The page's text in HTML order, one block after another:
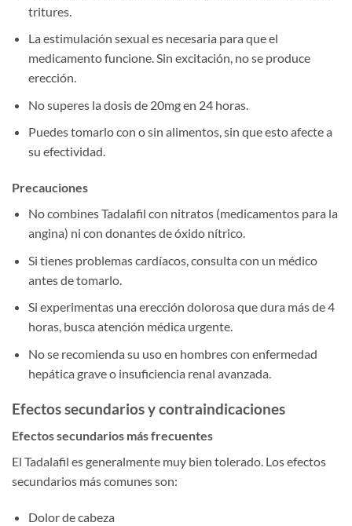
tritures.
La estimulación sexual es necesaria para que el
medicamento funcione. Sin excitación, no se produce
erección.
No superes la dosis de 20mg en 24 horas.
Puedes tomarlo con o sin alimentos, sin que esto afecte a
su efectividad.
Precauciones
No combines Tadalafil con nitratos (medicamentos para la
angina) ni con donantes de óxido nítrico.
Si tienes problemas cardíacos, consulta con un médico
antes de tomarlo.
Si experimentas una erección dolorosa que dura más de 4
horas, busca atención médica urgente.
No se recomienda su uso en hombres con enfermedad
hepática grave o insuficiencia renal avanzada.
Efectos secundarios y contraindicaciones
Efectos secundarios más frecuentes
El Tadalafil es generalmente muy bien tolerado. Los efectos
secundarios más comunes son:
Dolor de cabeza